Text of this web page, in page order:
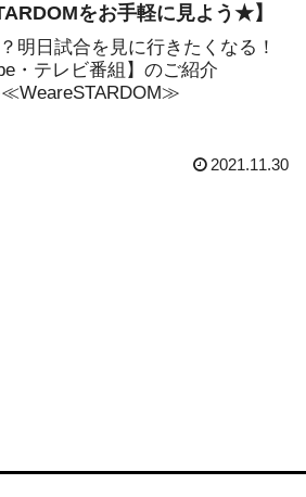
をお手軽に見よう★】
明日試合を見に行きたくなる！
・テレビ番組】のご紹介
2021.11.30